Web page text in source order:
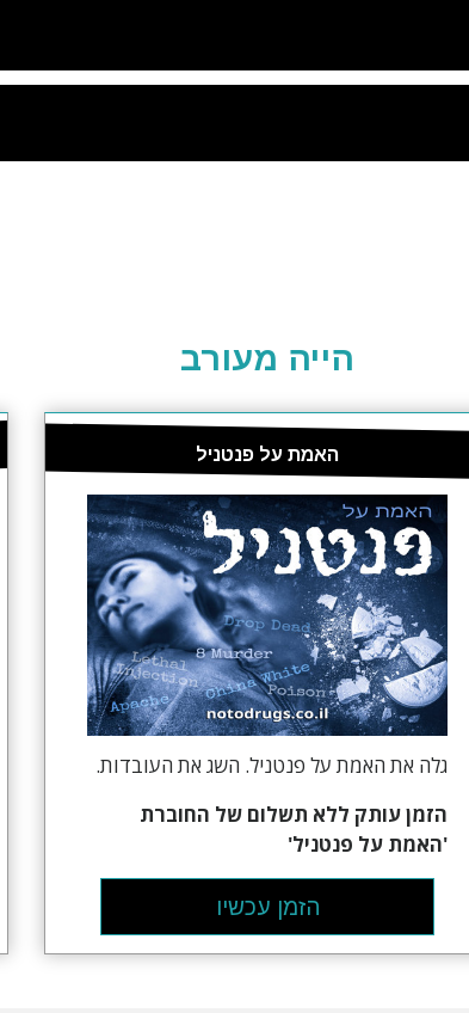
הייה מעורב
האמת על פנטניל
גלה את האמת על פנטניל. השג את העובדות.
הזמןעותק ללא תשלום של החוברת
'האמת על פנטניל'
הזמן עכשיו